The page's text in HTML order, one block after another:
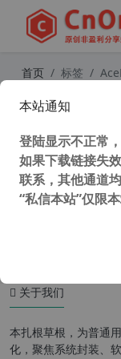
首页 标签
关于我们
本扎根草根，为普通
化，聚焦系统封装、
本站通知
登陆显示不正常
如果下载链接失
联系，其他通道
“私信本站”仅限